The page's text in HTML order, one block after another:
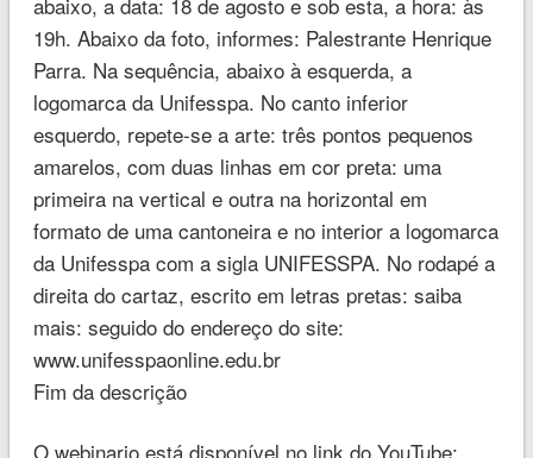
19h. Abaixo da foto, informes: Palestrante Henrique
Parra. Na sequência, abaixo à esquerda, a
logomarca da Unifesspa. No canto inferior
esquerdo, repete-se a arte: três pontos pequenos
amarelos, com duas linhas em cor preta: uma
primeira na vertical e outra na horizontal em
formato de uma cantoneira e no interior a logomarca
da Unifesspa com a sigla UNIFESSPA. No rodapé a
direita do cartaz, escrito em letras pretas: saiba
mais: seguido do endereço do site:
www.unifesspaonline.edu.br
Fim da descrição
O webinario está disponível no link do YouTube: